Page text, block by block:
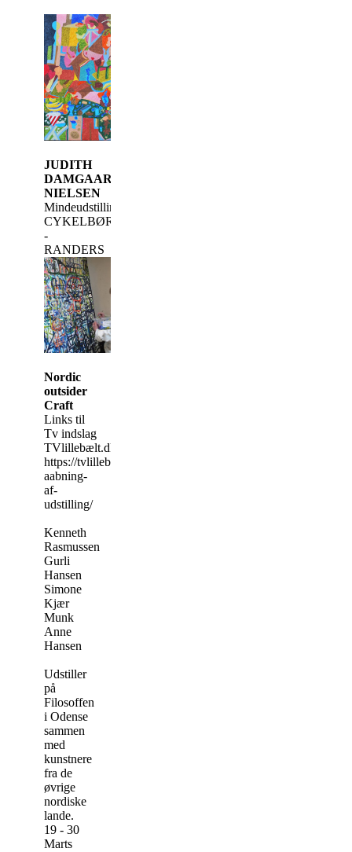
JUDITH
DAMGAARD
NIELSEN
Mindeudstilling
CYKELBØRSEN
-
RANDERS
Nordic
outsider
Craft
Links til
Tv indslag
TVlillebælt.dk
https://tvlillebaelt.dk/festlig-
aabning-
af-
udstilling/
Kenneth
Rasmussen
Gurli
Hansen
Simone
Kjær
Munk
Anne
Hansen
Udstiller
på
Filosoffen
i Odense
sammen
med
kunstnere
fra de
øvrige
nordiske
lande.
19 - 30
Marts